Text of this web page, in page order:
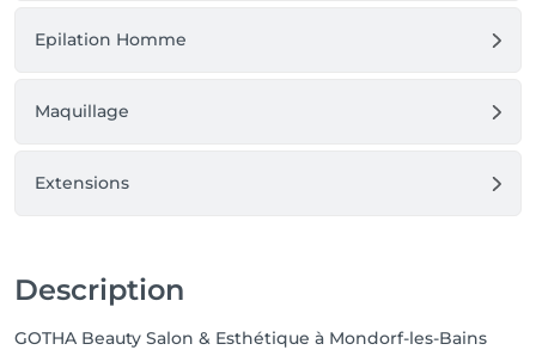
Epilation Homme
Maquillage
Extensions
Description
GOTHA Beauty Salon & Esthétique à Mondorf-les-Bains